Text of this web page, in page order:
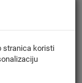
stranica koristi